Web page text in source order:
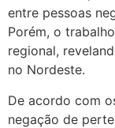
entre pessoas
Porém, o
regional,
no Nordeste.
De acordo com
negação de